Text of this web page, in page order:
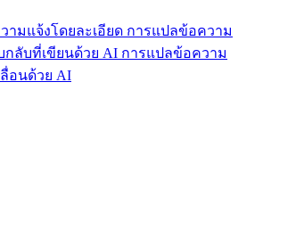
มแจ้งโดยละเอียด การแปลข้อความ
กลับที่เขียนด้วย AI การแปลข้อความ
อนด้วย AI